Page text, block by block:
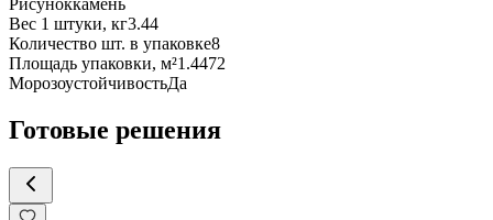
Вес 1 штуки, кг3.44
Количество шт. в упаковке8
Площадь упаковки, м²1.4472
МорозоустойчивостьДа
Готовые решения